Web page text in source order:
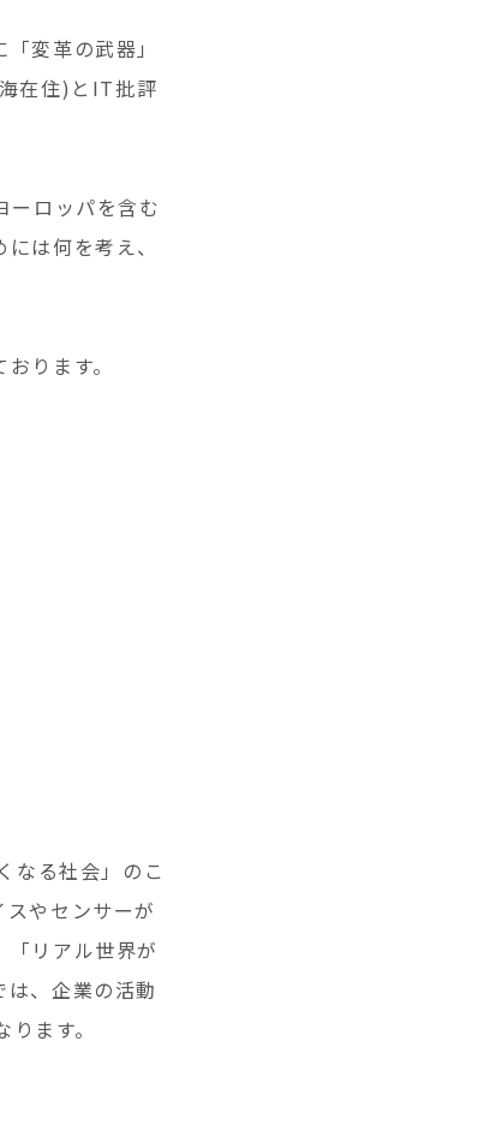
変革の武器」
在住)とIT批評
ーロッパを含む
は何を考え、
ります。
なる社会」のこ
やセンサーが
リアル世界が
、企業の活動
ます。